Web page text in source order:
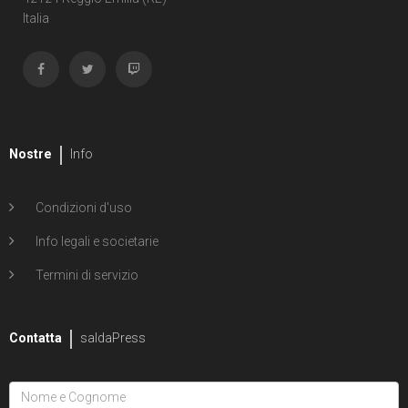
Italia
Nostre Info
Condizioni d'uso
Info legali e societarie
Termini di servizio
Contatta saldaPress